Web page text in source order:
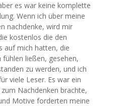
es war keine komplette
Wenn ich über meine
nachdenke, wird mir
kostenlos die den
auf mich hatten, die
ließen, gesehen,
zu werden, und ich
viele Leser. Es war ein
Nachdenken brachte,
Motive forderten meine